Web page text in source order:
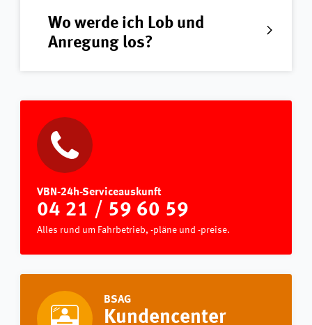
Wo werde ich Lob und
Anregung los?
VBN-24h-Serviceauskunft
04 21 / 59 60 59
Alles rund um Fahrbetrieb, -pläne und -preise.
BSAG
Kundencenter